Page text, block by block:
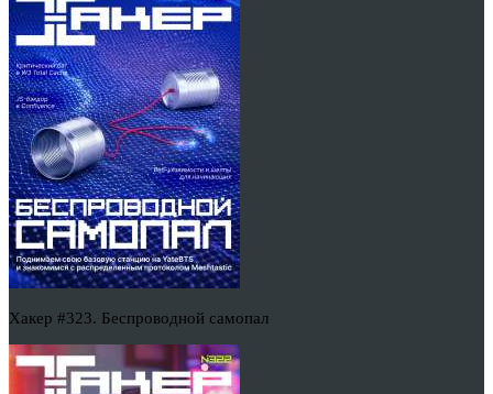
Хакер #323. Беспроводной самопал